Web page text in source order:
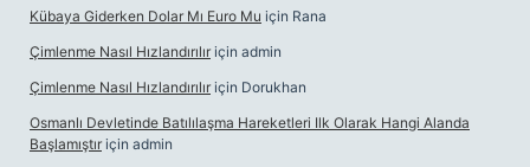
Kübaya Giderken Dolar Mı Euro Mu için Rana
Çimlenme Nasıl Hızlandırılır için admin
Çimlenme Nasıl Hızlandırılır için Dorukhan
Osmanlı Devletinde Batılılaşma Hareketleri Ilk Olarak Hangi Alanda
Başlamıştır için admin